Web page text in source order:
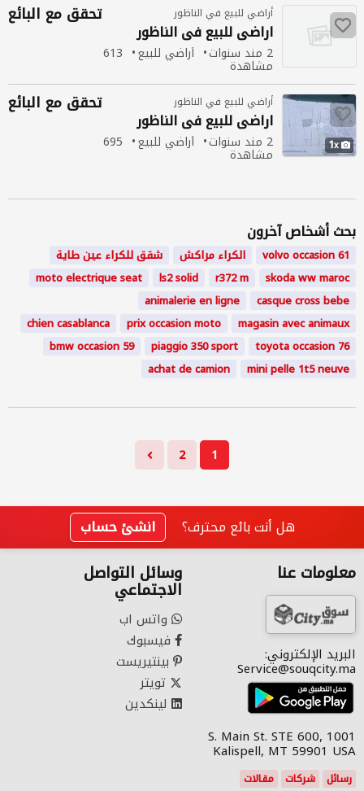
أراضي للبيع في الناظور
اراضي للبيعفيالناظور
2 مند سنوات أراضي للبيع 613
مشاهدة
تحقق مع البائع
1
أراضي للبيع في الناظور
اراضي للبيعفيالناظور
2 مند سنوات أراضي للبيع 695
مشاهدة
تحقق مع البائع
بحث أشخاص آخرون
volvo occasion 61 الكراء مراكش شققللكراء عين طاية
skoda ww maroc
r372 m
ls2 solid
moto electrique seat
casque cross bebe
animalerie en ligne
magasin avec animaux
prix occasion moto
chien casablanca
toyota occasion 76
piaggio 350 sport
bmw occasion 59
mini pelle 1t5 neuve
achat de camion
1
2
هل أنت بائع محترف؟ انشئ حساب
معلومات عنا
البريد الإلكتروني:
Service@souqcity.ma
1001 S. Main St. STE 600,
Kalispell, MT 59901 USA
رسائل شركات مقالات
وسائل التواصل
الاجتماعي
واتس اب
فيسبوك
بينتيريست
تويتر
لينكدين